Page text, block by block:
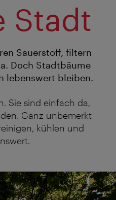
Stadt
Sauerstoff, filtern
Doch Stadtbäume
lebenswert bleiben.
Sie sind einfach da,
Ganz unbemerkt
kühlen und